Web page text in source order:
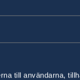
till användarna,